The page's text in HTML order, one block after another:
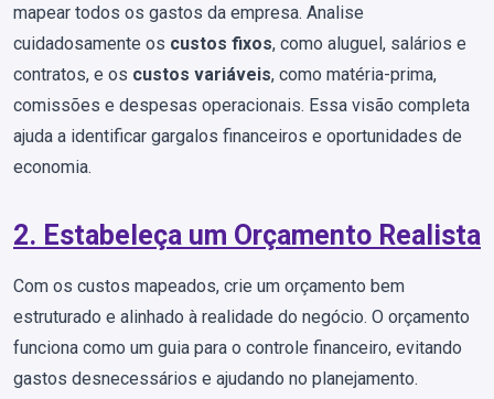
mapear todos os gastos da empresa. Analise
cuidadosamente os custos fixos, como aluguel, salários e
contratos, e os custos variáveis, como matéria-prima,
comissões e despesas operacionais. Essa visão completa
ajuda a identificar gargalos financeiros e oportunidades de
economia.
2. Estabeleça um Orçamento Realista
Com os custos mapeados, crie um orçamento bem
estruturado e alinhado à realidade do negócio. O orçamento
funciona como um guia para o controle financeiro, evitando
gastos desnecessários e ajudando no planejamento.